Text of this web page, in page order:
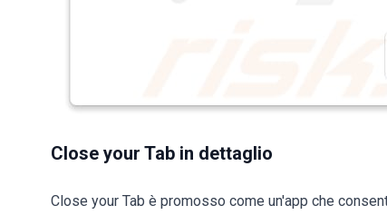
Close your Tab in dettaglio
Close your Tab è promosso come un'app che